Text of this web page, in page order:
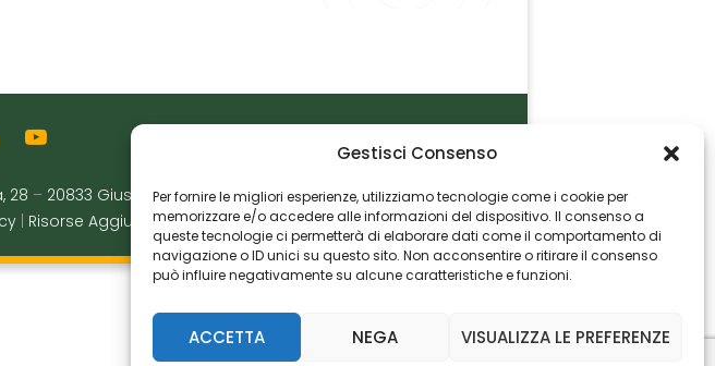
Gestisci Consenso
Per fornire le migliori esperienze, utilizziamo tecnologie come i cookie per
memorizzare e/o accedere alle informazioni del dispositivo. Il consenso a
queste tecnologie ci permetterà di elaborare dati come il comportamento di
navigazione o ID unici su questo sito. Non acconsentire o ritirare il consenso
può influire negativamente su alcune caratteristiche e funzioni.
ACCETTA NEGA VISUALIZZA LE PREFERENZE
28 – 20833 Giussano (MB) | P.I. 06982770965
Risorse Aggiuntive